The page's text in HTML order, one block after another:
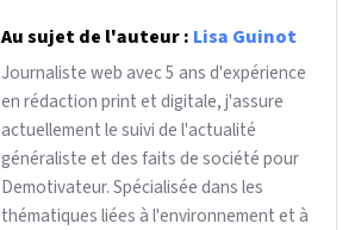
Au sujet de l'auteur : Lisa Guinot
Journaliste web avec 5 ans d'expérience
en rédaction print et digitale, j'assure
actuellement le suivi de l'actualité
généraliste et des faits de société pour
Demotivateur. Spécialisée dans les
thématiques liées à l'environnement et à